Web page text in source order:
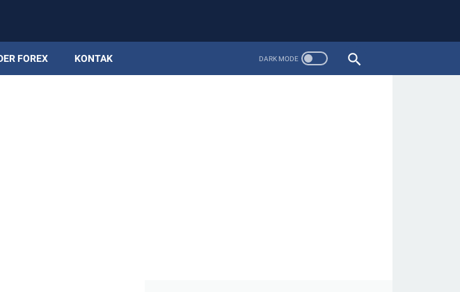
FOREX KONTAK